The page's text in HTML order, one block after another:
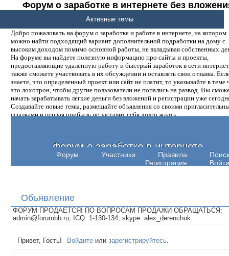
Форум о заработке в интернете без
денег.
Добро пожаловать на форум о заработке и работе в интернете, на котором
можно найти подходящий вариант дополнительной подработки на дому с
высоким доходом помимо основной работы, не вкладывая собственных
На форуме вы найдете полезную информацию про сайты и проекты,
предоставляющие удаленную работу и быстрый заработок в сети
также сможете участвовать в их обсуждении и оставлять свои отзывы.
знаете, что определенный проект или сайт не платит, то указывайте в теме
это лохотрон, чтобы другие пользователи не попались на развод. Вы
начать зарабатывать легкие деньги без вложений и регистрации уже
Создавайте новые темы, размещайте объявления со своими
ссылками и первая прибыль не заставит себя долго ждать.
Форум о заработке в интернете
Форум Участники Правила
Поиск
Регистрация
Войти
Активные темы
Объявление
ФОРУМ ПРОДАЕТСЯ! ПО ВОПРОСАМ ПРОДАЖИ ОБРАЩАТЬСЯ:
admin@forumbb.ru, ICQ: 1-130-134, skype: alex_derenchuk.
Привет, Гость! Войдите илизарегистрируйтесь